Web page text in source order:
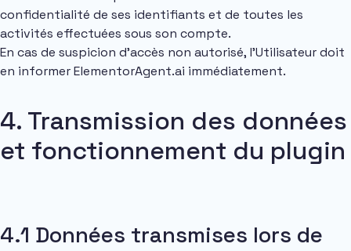
confidentialité de ses identifiants et de toutes les
activités effectuées sous son compte.
En cas de suspicion d’accès non autorisé, l’Utilisateur doit
en informer ElementorAgent.ai immédiatement.
4. Transmission des données
et fonctionnement du plugin
4.1 Données transmises lors de